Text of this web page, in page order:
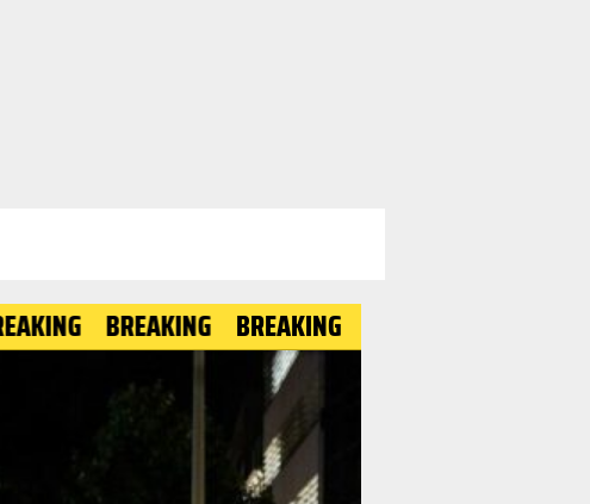
BREAKING BREAKING BREAKING